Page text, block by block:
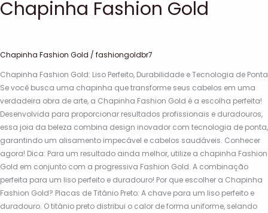
Chapinha Fashion Gold
Chapinha Fashion Gold / fashiongoldbr7
Chapinha Fashion Gold: Liso Perfeito, Durabilidade e Tecnologia de Ponta
Se você busca uma chapinha que transforme seus cabelos em uma
verdadeira obra de arte, a Chapinha Fashion Gold é a escolha perfeita!
Desenvolvida para proporcionar resultados profissionais e duradouros,
essa joia da beleza combina design inovador com tecnologia de ponta,
garantindo um alisamento impecável e cabelos saudáveis. Conhecer
agora! Dica: Para um resultado ainda melhor, utilize a chapinha Fashion
Gold em conjunto com a progressiva Fashion Gold. A combinação
perfeita para um liso perfeito e duradouro! Por que escolher a Chapinha
Fashion Gold? Placas de Titânio Preto: A chave para um liso perfeito e
duradouro. O titânio preto distribui o calor de forma uniforme, selando